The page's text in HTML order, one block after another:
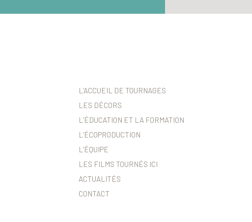
L’ACCUEIL DE TOURNAGES
LES DÉCORS
L’ÉDUCATION ET LA FORMATION
L’ÉCOPRODUCTION
L’ÉQUIPE
LES FILMS TOURNÉS ICI
ACTUALITÉS
CONTACT